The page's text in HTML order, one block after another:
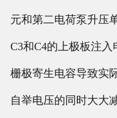
元和第二电荷泵升压
C3和C4的上极板注
栅极寄生电容导致实
自举电压的同时大大